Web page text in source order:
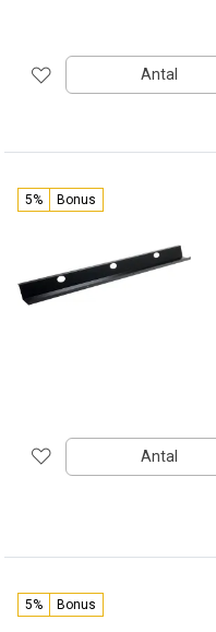
Antal
5% Bonus
Antal
5% Bonus